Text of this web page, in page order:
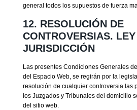
general todos los supuestos de fuerza
12. RESOLUCIÓN DE
CONTROVERSIAS.
JURISDICCIÓN
Las presentes Condiciones Generales
del Espacio Web, se regirán por la
resolución de cualquier controversia las
los Juzgados y Tribunales del domicilio
del sitio web.